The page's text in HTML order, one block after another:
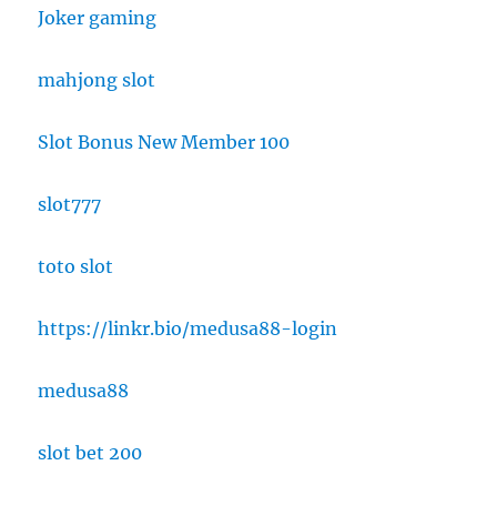
Joker gaming
mahjong slot
Slot Bonus New Member 100
slot777
toto slot
https://linkr.bio/medusa88-login
medusa88
slot bet 200